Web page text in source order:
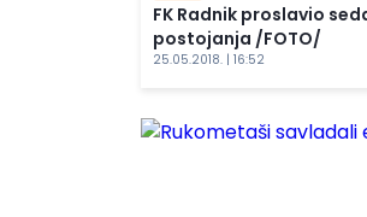
FK Radnik proslavio
postojanja /FOTO/
25.05.2018. | 16:52